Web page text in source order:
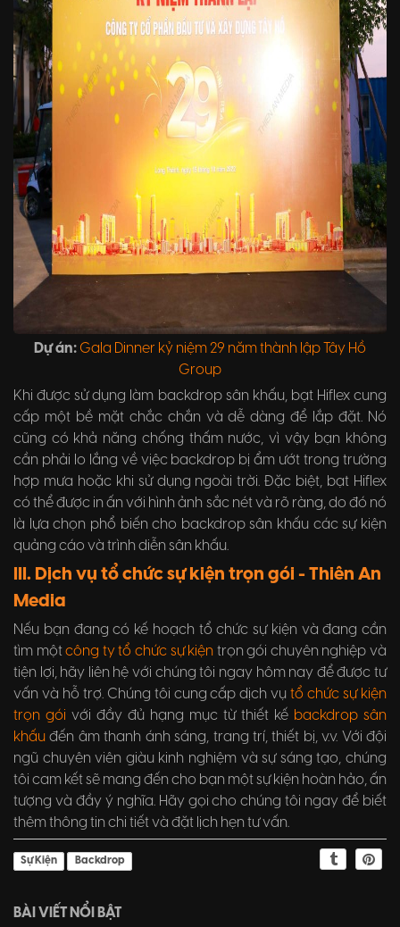
Dự án: Gala Dinner kỷ niệm 29 năm thành lập Tây Hồ
Group
Khi được sử dụng làm backdrop sân khấu, bạt Hiflex cung
cấp một bề mặt chắc chắn và dễ dàng để lắp đặt. Nó
cũng có khả năng chống thấm nước, vì vậy bạn không
cần phải lo lắng về việc backdrop bị ẩm ướt trong trường
hợp mưa hoặc khi sử dụng ngoài trời. Đặc biệt, bạt Hiflex
có thể được in ấn với hình ảnh sắc nét và rõ ràng, do đó nó
là lựa chọn phổ biến cho backdrop sân khấu các sự kiện
quảng cáo và trình diễn sân khấu.
III. Dịch vụ tổ chức sự kiện trọn gói - Thiên An
Media
Nếu bạn đang có kế hoạch tổ chức sự kiện và đang cần
tìm mộtcông ty tổ chức sự kiện trọn gói chuyên nghiệp và
tiện lợi, hãy liên hệ với chúng tôi ngay hôm nay để được tư
vấn và hỗ trợ. Chúng tôi cung cấp dịch vụtổ chức sự kiện
trọn gói với đầy đủ hạng mục từ thiết kế backdrop sân
khấu đến âm thanh ánh sáng, trang trí, thiết bị, v.v. Với đội
ngũ chuyên viên giàu kinh nghiệm và sự sáng tạo, chúng
tôi cam kết sẽ mang đến cho bạn một sự kiện hoàn hảo, ấn
tượng và đầy ý nghĩa. Hãy gọi cho chúng tôi ngay để biết
thêm thông tin chi tiết và đặt lịch hẹn tư vấn.
Sự Kiện Backdrop
BÀI VIẾT NỔI BẬT